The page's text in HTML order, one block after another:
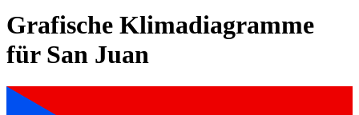
Grafische Klimadiagramme
für San Juan